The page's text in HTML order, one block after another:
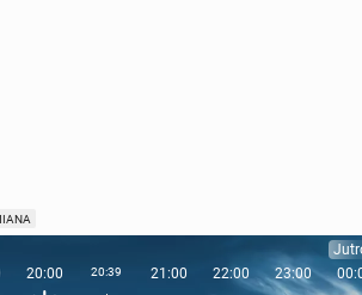
20:00 20:39 21:00 22:00 23:00